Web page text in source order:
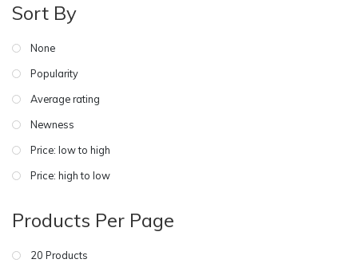
Sort By
None
Popularity
Average rating
Newness
Price: low to high
Price: high to low
Products Per Page
20 Products